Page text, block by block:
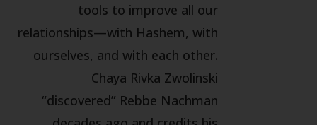
tools to improve all our
relationships—with Hashem, with
ourselves, and with each other.
Chaya Rivka Zwolinski
“discovered” Rebbe Nachman